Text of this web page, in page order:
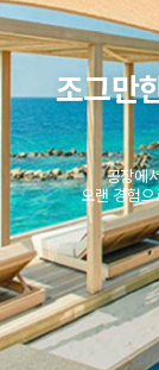
조그만
공장에
오랜 경험